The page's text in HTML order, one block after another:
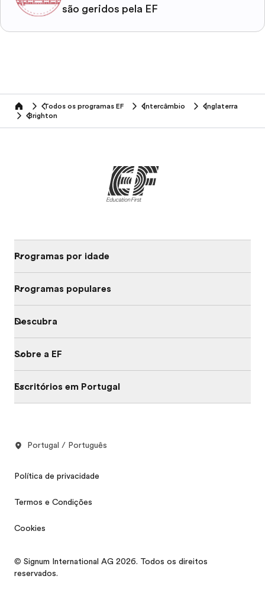
são geridos pela EF
home Todos os programas EF Intercâmbio
Inglaterra
Brighton
Programas por idade
Programas populares
Descubra
Sobre a EF
Escritórios em Portugal
Portugal / Português
Política de privacidade
Termos e Condições
Cookies
© Signum International AG 2026. Todos os direitos
reservados.